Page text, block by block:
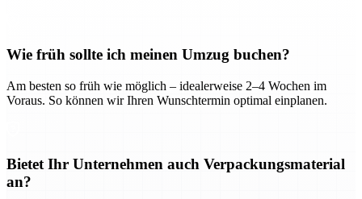
Wie früh sollte ich meinen Umzug buchen?
Am besten so früh wie möglich – idealerweise 2–4 Wochen im
Voraus. So können wir Ihren Wunschtermin optimal einplanen.
Bietet Ihr Unternehmen auch Verpackungsmaterial
an?